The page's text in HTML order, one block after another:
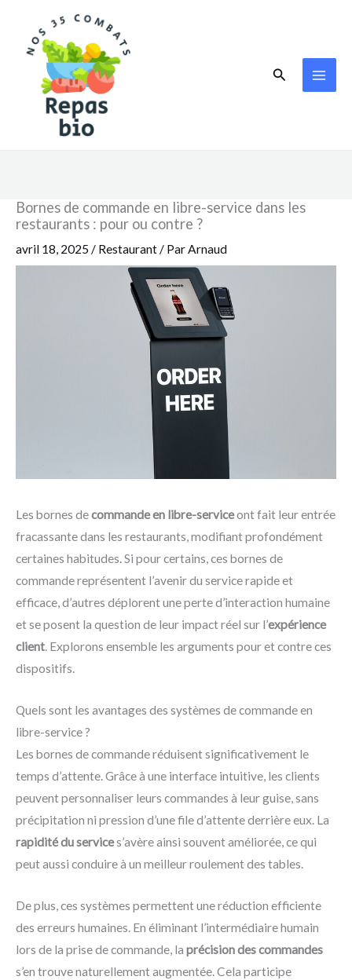
contenu
Rechercher
Bornes de commande en libre-service dans les
restaurants : pour ou contre ?
avril 18, 2025 / Restaurant/ ParArnaud
Les bornes decommande en libre-serviceont fait leur entrée
fracassante dans les restaurants, modifiant profondément
certaines habitudes. Si pour certains, ces bornes de
commande représentent l’avenir du service rapide et
efficace, d’autres déplorent une perte d’interaction humaine
et se posent la question de leur impact réel sur l’expérience
client. Explorons ensemble les arguments pour et contre ces
dispositifs.
Quels sont les avantages des systèmes de commande en
libre-service ?
Les bornes de commande réduisent significativement le
temps d’attente. Grâce à une interface intuitive, les clients
peuvent personnaliser leurs commandes à leur guise, sans
précipitation ni pression d’une file d’attente derrière eux. La
rapidité du services’avère ainsi souvent améliorée, ce qui
peut aussi conduire à un meilleur roulement des tables.
De plus, ces systèmes permettent une réduction efficiente
des erreurs humaines. En éliminant l’intermédiaire humain
lors de la prise de commande, la précision des commandes
s’en trouve naturellement augmentée. Cela participe